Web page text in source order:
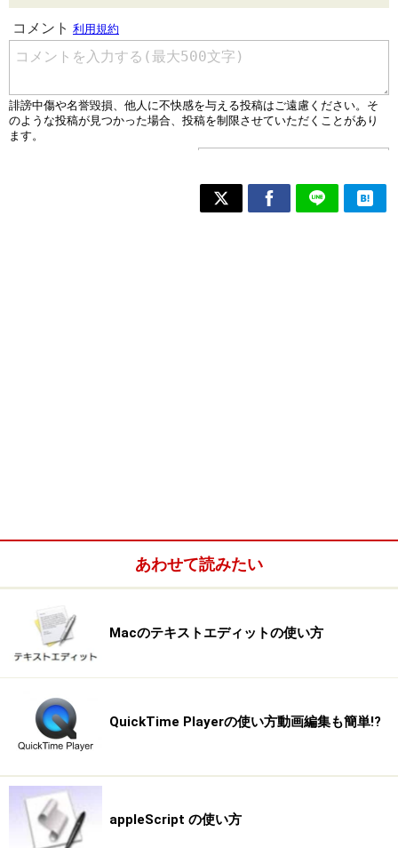
あわせて読みたい
Macのテキストエディットの使い方
QuickTime Playerの使い方動画編集も簡単!?
appleScript の使い方